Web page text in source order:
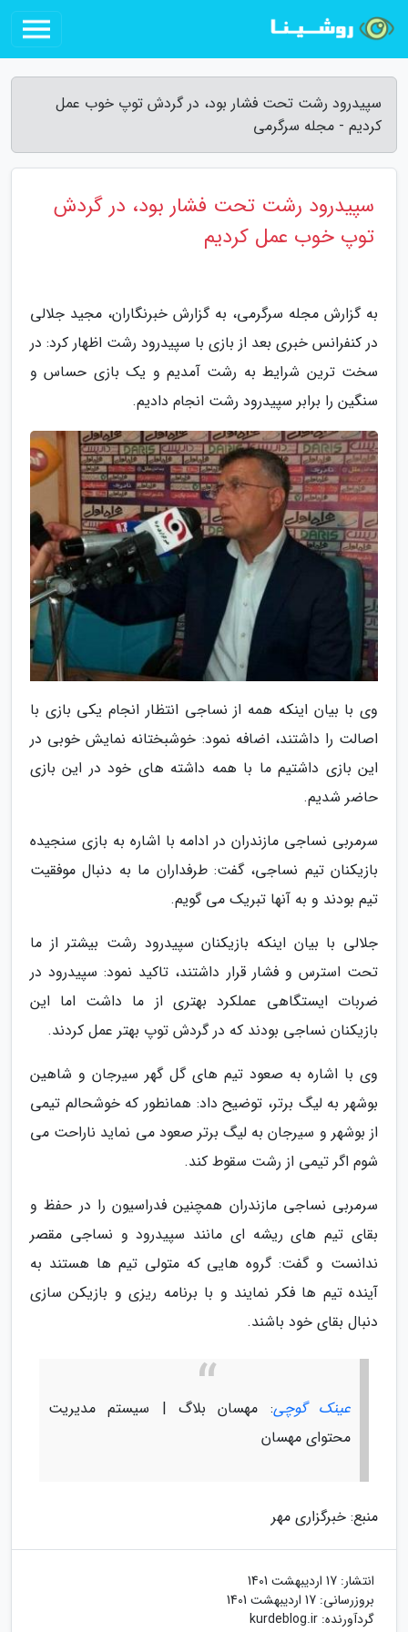
سپیدرود رشت تحت فشار بود، در گردش توپ خوب عمل
کردیم - مجله سرگرمی
سپیدرود رشت تحت فشار بود، در گردش
توپ خوب عمل کردیم
به گزارش مجله سرگرمی، به گزارش خبرنگاران، مجید جلالی
در کنفرانس خبری بعد از بازی با سپیدرود رشت اظهار کرد: در
سخت ترین شرایط به رشت آمدیم و یک بازی حساس و
سنگین را برابر سپیدرود رشت انجام دادیم.
وی با بیان اینکه همه از نساجی انتظار انجام یکی بازی با
اصالت را داشتند، اضافه نمود: خوشبختانه نمایش خوبی در
این بازی داشتیم ما با همه داشته های خود در این بازی
حاضر شدیم.
سرمربی نساجی مازندران در ادامه با اشاره به بازی سنجیده
بازیکنان تیم نساجی، گفت: طرفداران ما به دنبال موفقیت
تیم بودند و به آنها تبریک می گویم.
جلالی با بیان اینکه بازیکنان سپیدرود رشت بیشتر از ما
تحت استرس و فشار قرار داشتند، تاکید نمود: سپیدرود در
ضربات ایستگاهی عملکرد بهتری از ما داشت اما این
بازیکنان نساجی بودند که در گردش توپ بهتر عمل کردند.
وی با اشاره به صعود تیم های گل گهر سیرجان و شاهین
بوشهر به لیگ برتر، توضیح داد: همانطور که خوشحالم تیمی
از بوشهر و سیرجان به لیگ برتر صعود می نماید ناراحت می
شوم اگر تیمی از رشت سقوط کند.
سرمربی نساجی مازندران همچنین فدراسیون را در حفظ و
بقای تیم های ریشه ای مانند سپیدرود و نساجی مقصر
ندانست و گفت: گروه هایی که متولی تیم ها هستند به
آینده تیم ها فکر نمایند و با برنامه ریزی و بازیکن سازی
دنبال بقای خود باشند.
عینک گوچی: مهسان بلاگ | سیستم مدیریت
محتوای مهسان
منبع: خبرگزاری مهر
انتشار: 17 اردیبهشت 1401
بروزرسانی: 17 اردیبهشت 1401
گردآورنده: kurdeblog.ir